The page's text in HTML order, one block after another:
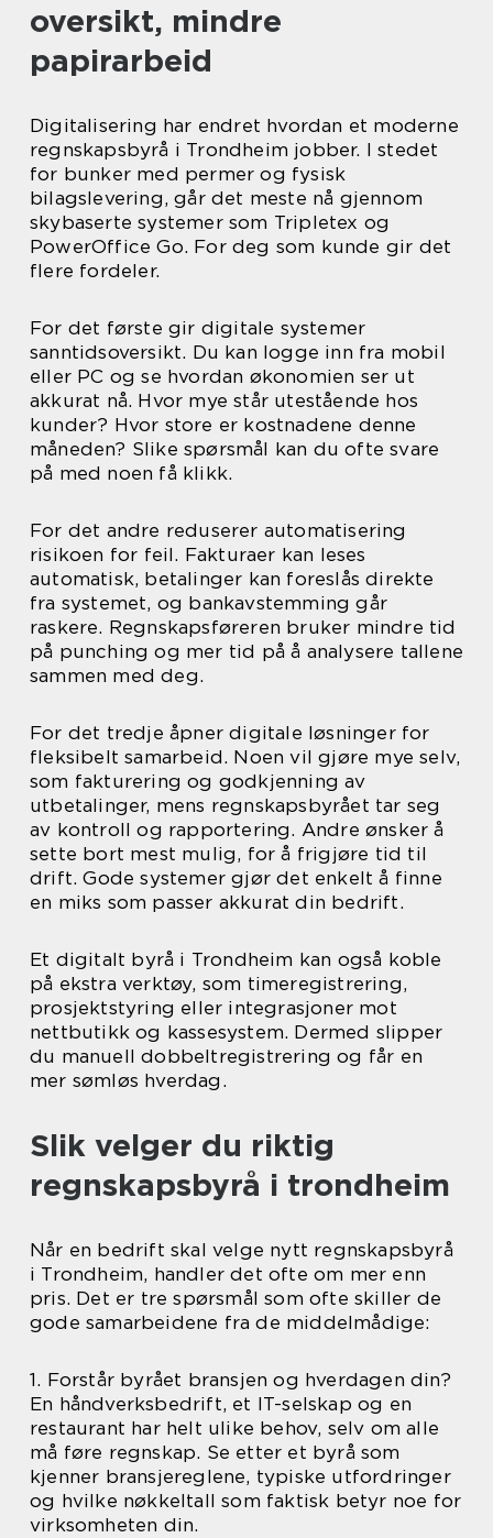
oversikt, mindre
papirarbeid
Digitalisering har endret hvordan et moderne
regnskapsbyrå i Trondheim jobber. I stedet
for bunker med permer og fysisk
bilagslevering, går det meste nå gjennom
skybaserte systemer som Tripletex og
PowerOffice Go. For deg som kunde gir det
flere fordeler.
For det første gir digitale systemer
sanntidsoversikt. Du kan logge inn fra mobil
eller PC og se hvordan økonomien ser ut
akkurat nå. Hvor mye står utestående hos
kunder? Hvor store er kostnadene denne
måneden? Slike spørsmål kan du ofte svare
på med noen få klikk.
For det andre reduserer automatisering
risikoen for feil. Fakturaer kan leses
automatisk, betalinger kan foreslås direkte
fra systemet, og bankavstemming går
raskere. Regnskapsføreren bruker mindre tid
på punching og mer tid på å analysere tallene
sammen med deg.
For det tredje åpner digitale løsninger for
fleksibelt samarbeid. Noen vil gjøre mye selv,
som fakturering og godkjenning av
utbetalinger, mens regnskapsbyrået tar seg
av kontroll og rapportering. Andre ønsker å
sette bort mest mulig, for å frigjøre tid til
drift. Gode systemer gjør det enkelt å finne
en miks som passer akkurat din bedrift.
Et digitalt byrå i Trondheim kan også koble
på ekstra verktøy, som timeregistrering,
prosjektstyring eller integrasjoner mot
nettbutikk og kassesystem. Dermed slipper
du manuell dobbeltregistrering og får en
mer sømløs hverdag.
Slik velger du riktig
regnskapsbyrå i trondheim
Når en bedrift skal velge nytt regnskapsbyrå
i Trondheim, handler det ofte om mer enn
pris. Det er tre spørsmål som ofte skiller de
gode samarbeidene fra de middelmådige:
1. Forstår byrået bransjen og hverdagen din?
En håndverksbedrift, et IT-selskap og en
restaurant har helt ulike behov, selv om alle
må føre regnskap. Se etter et byrå som
kjenner bransjereglene, typiske utfordringer
og hvilke nøkkeltall som faktisk betyr noe for
virksomheten din.